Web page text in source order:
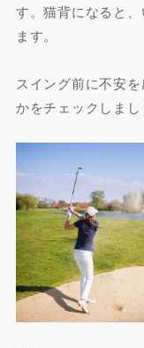
す。猫背になると
ます。
スイング前に不安
かをチェックしまし